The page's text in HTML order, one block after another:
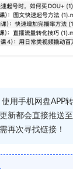
使用手机网盘APP
新都会直接推送
再次寻找链接！